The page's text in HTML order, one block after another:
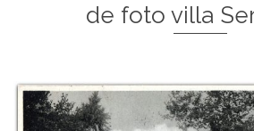
de foto villa